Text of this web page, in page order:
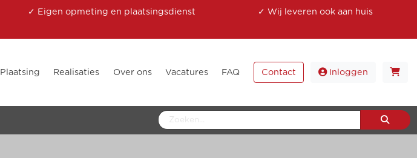
✓ Eigen opmeting en plaatsingsdienst ✓ Wij leveren ook aan huis
Plaatsing Realisaties Over ons Vacatures FAQ Contact Inloggen